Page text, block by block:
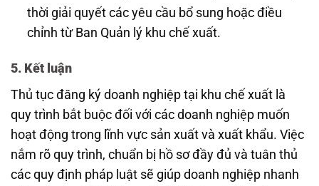
thời giải quyết các yêu cầu bổ sung hoặc điều
chỉnh từ Ban Quản lý khu chế xuất.
5. Kết luận
Thủ tục đăng ký doanh nghiệp tại khu chế xuất là
quy trình bắt buộc đối với các doanh nghiệp muốn
hoạt động trong lĩnh vực sản xuất và xuất khẩu. Việc
nắm rõ quy trình, chuẩn bị hồ sơ đầy đủ và tuân thủ
các quy định pháp luật sẽ giúp doanh nghiệp nhanh